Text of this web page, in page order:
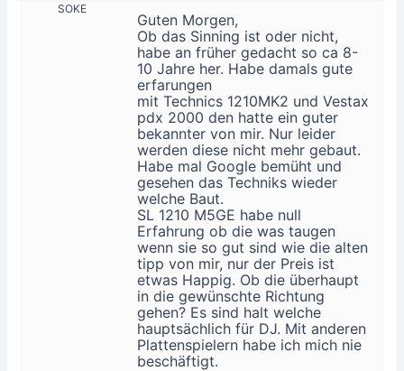
SOKE
Guten Morgen,
Ob das Sinning ist oder nicht,
habe an früher gedacht so ca 8-
10 Jahre her. Habe damals gute
erfarungen
mit Technics 1210MK2 und Vestax
pdx 2000 den hatte ein guter
bekannter von mir. Nur leider
werden diese nicht mehr gebaut.
Habe mal Google bemüht und
gesehen das Techniks wieder
welche Baut.
SL 1210 M5GE habe null
Erfahrung ob die was taugen
wenn sie so gut sind wie die alten
tipp von mir, nur der Preis ist
etwas Happig. Ob die überhaupt
in die gewünschte Richtung
gehen? Es sind halt welche
hauptsächlich für DJ. Mit anderen
Plattenspielern habe ich mich nie
beschäftigt.